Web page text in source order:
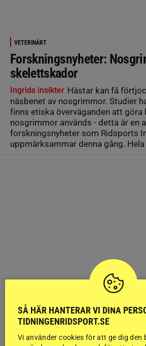
VETERINÄRT
Forskningsnyheter:
skelettskador
Ingrids insikter Hästar kan få
näsbenet av nosgrimmor. Studier
finns etiska överväganden att göra
nosgrimmor används - detta är en
forskningsnyheter som Ridsports
uppmärksammar denna gång.
SÅ HÄR HANTERAR VI DINA
TIDNINGENRIDSPORT.SE
Vi använder cookies för att ge dig den